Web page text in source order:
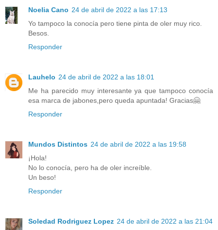
Noelia Cano 24 de abril de 2022 a las 17:13
Yo tampoco la conocía pero tiene pinta de oler muy rico.
Besos.
Responder
Lauhelo 24 de abril de 2022 a las 18:01
Me ha parecido muy interesante ya que tampoco conocía
esa marca de jabones,pero queda apuntada! Gracias🤗
Responder
Mundos Distintos 24 de abril de 2022 a las 19:58
¡Hola!
No lo conocía, pero ha de oler increíble.
Un beso!
Responder
Soledad Rodriguez Lopez 24 de abril de 2022 a las 21:04